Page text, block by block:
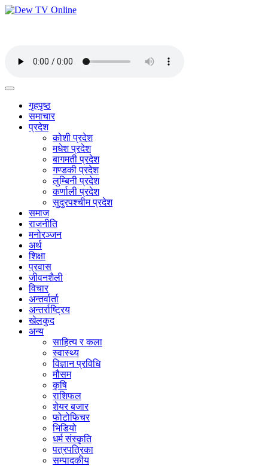
गृहपृष्ठ
समाचार
प्रदेश
कोशी प्रदेश
मधेश प्रदेश
बागमती प्रदेश
गण्डकी प्रदेश
लुम्बिनी प्रदेश
कर्णाली प्रदेश
सुदुरपश्चीम प्रदेश
समाज
राजनीति
मनोरञ्जन
अर्थ
शिक्षा
प्रवास
जीवनशैली
विचार
अन्तर्वार्ता
अन्तर्राष्ट्रिय
खेलकुद
अन्य
साहित्य र कला
स्वास्थ्य
विज्ञान प्रविधि
मौसम
कृषि
राशिफल
शेयर बजार
फोटोफिचर
भिडियो
धर्म संस्कृति
पत्रपत्रिका
सम्पादकीय